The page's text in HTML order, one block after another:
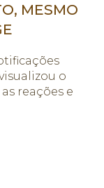
MESMO
o
reações e